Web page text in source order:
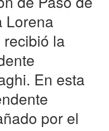
Lorena
la
En esta
por el